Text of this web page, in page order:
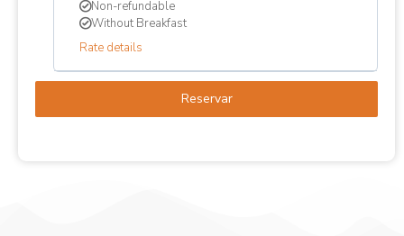
Non-refundable
Without Breakfast
Rate details
Reservar